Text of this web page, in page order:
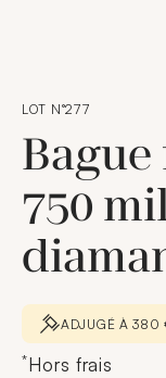
LOT N°277
750
ADJUGÉ À 380
*Hors frais